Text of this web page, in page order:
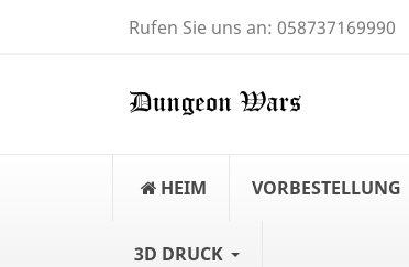
Rufen Sie uns an: 058737169990
HEIM VORBESTELLUNG
3D DRUCK